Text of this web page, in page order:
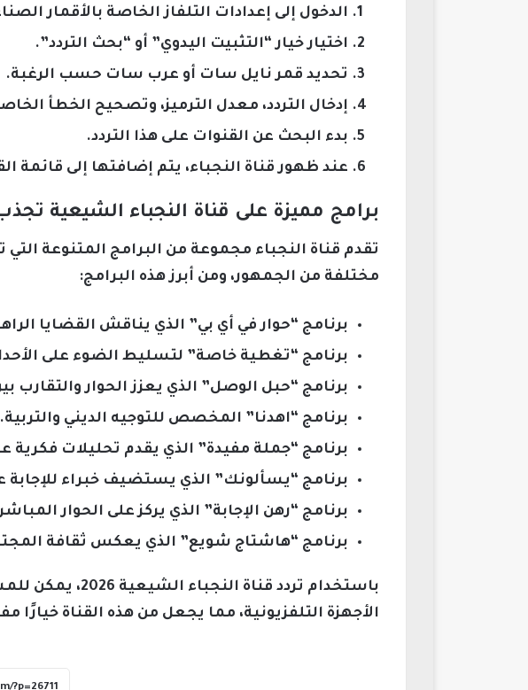
الدخول إلى إعدادات التلفاز الخاصة بالأقمار
اختيار خيار “التثبيت اليدوي” أو “بحث التردد”.
تحديد قمر نايل سات أو عرب سات حسب الرغبة.
إدخال التردد، معدل الترميز، وتصحيح الخطأ
بدء البحث عن القنوات على هذا التردد.
عند ظهور قناة النجباء، يتم إضافتها إلى
برامج مميزة على قناة النجباء الشيعية
تقدم قناة النجباء مجموعة من البرامج المتنوعة
مختلفة من الجمهور، ومن أبرز هذه البرامج:
برنامج “حوار في أي بي” الذي يناقش القضايا
برنامج “تغطية خاصة” لتسليط الضوء على
برنامج “حبل الوصل” الذي يعزز الحوار والتقارب
برنامج “اهدنا” المخصص للتوجيه الديني والتربية.
برنامج “جملة مفيدة” الذي يقدم تحليلات فكرية
برنامج “يسألونك” الذي يستضيف خبراء
برنامج “رهن الإجابة” الذي يركز على الحوار
برنامج “هاشتاج شويع” الذي يعكس ثقافة
باستخدام تردد
الأجهزة التلفزيونية، مما يجعل من هذه القناة